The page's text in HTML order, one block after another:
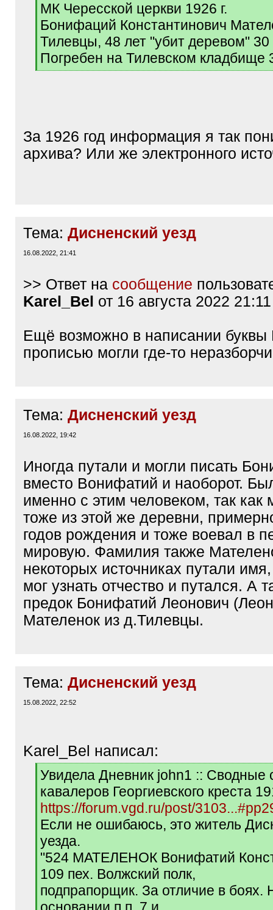
]
МК Чересской церкви 1926 г.
Бонифаций Константинович
Тилевцы, 48 лет "убит деревом" 30
Погребен на Тилевском кладбище
[
За 1926 год информация я так
архива? Или же электронного
Тема: Дисненский уезд
16.08.2022, 21:41
>> Ответ на сообщение
Karel_Bel от 16 августа 2022 21:11
Ещё возможно в написании буквы
прописью могли где-то
Тема: Дисненский уезд
16.08.2022, 19:42
Иногда путали и могли писать
вместо Вонифатий и наоборот.
именно с этим человеком, так как
тоже из этой же деревни,
годов рождения и тоже воевал в
мировую. Фамилия также
некоторых источниках путали
мог узнать отчество и путался. А
предок Бонифатий Леонович
Мателенок из д.Тилевцы.
Тема: Дисненский уезд
15.08.2022, 22:52
Karel_Bel написал:
[
q
]
Увидела Дневник john1 :: Сводные
кавалеров Георгиевского креста
https://forum.vgd.ru/post/
Если не ошибаюсь, это житель
уезда.
"524 МАТЕЛЕНОК Вонифатий
109 пех. Волжский полк,
подпрапорщик. За отличие в боях.